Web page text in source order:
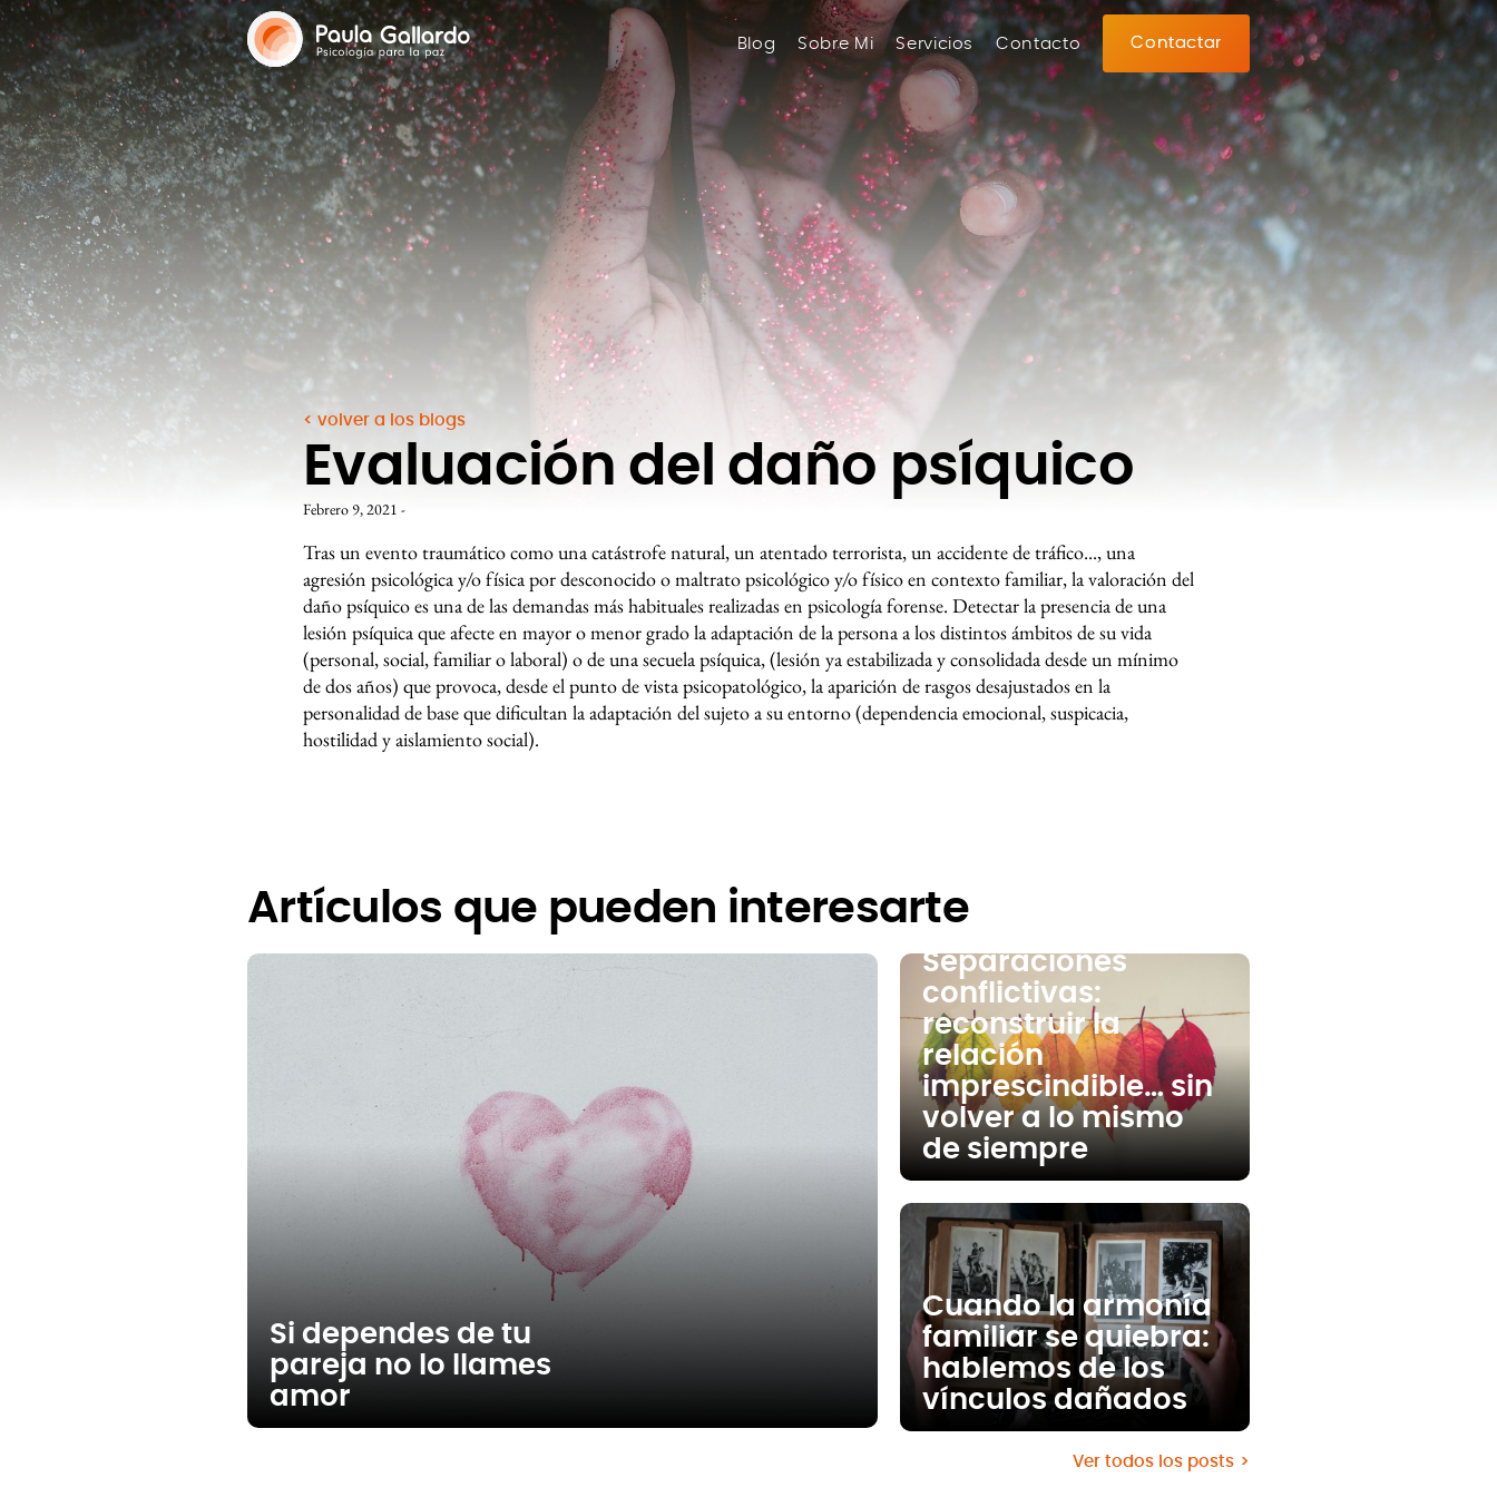
Blog Sobre Mi Servicios Contacto Contactar
volver a los blogs
Evaluación del daño psíquico
Febrero 9, 2021 -
Tras un evento traumático como una catástrofe natural, un atentado terrorista, un accidente de tráfico..., una
agresión psicológica y/o física por desconocido o maltrato psicológico y/o físico en contexto familiar, la valoración del
daño psíquico es una de las demandas más habituales realizadas en psicología forense. Detectar la presencia de una
lesión psíquica que afecte en mayor o menor grado la adaptación de la persona a los distintos ámbitos de su vida
(personal, social, familiar o laboral) o de una secuela psíquica, (lesión ya estabilizada y consolidada desde un mínimo
de dos años) que provoca, desde el punto de vista psicopatológico, la aparición de rasgos desajustados en la
personalidad de base que dificultan la adaptación del sujeto a su entorno (dependencia emocional, suspicacia,
hostilidad y aislamiento social).
Artículos que pueden interesarte
Si dependes de tu
pareja no lo llames
amor
Separaciones
conflictivas:
reconstruir la
relación
imprescindible… sin
volver a lo mismo
de siempre
Cuando la armonía
familiar se quiebra:
hablemos de los
vínculos dañados
Ver todos los posts